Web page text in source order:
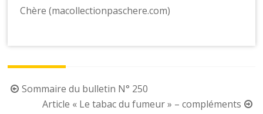
Chère (macollectionpaschere.com)
Post
navigation
Sommaire du bulletin N° 250
Article « Le tabac du fumeur » – compléments